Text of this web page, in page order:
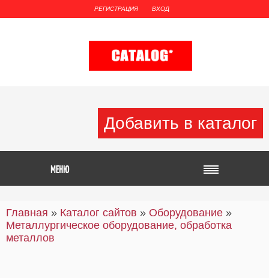
РЕГИСТРАЦИЯ ВХОД
Добавить в каталог
Главная » Каталог сайтов » Оборудование »
Металлургическое оборудование, обработка
металлов